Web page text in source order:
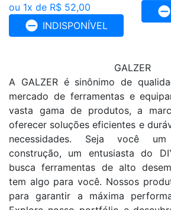
ou 1x de R$ 52,00
INDISPONÍVEL
GALZER
A GALZER é sinônimo de
mercado de ferramentas e
vasta gama de produtos, a
oferecer soluções eficientes e
necessidades. Seja você
construção, um entusiasta do
busca ferramentas de alto
tem algo para você. Nossos
para garantir a máxima